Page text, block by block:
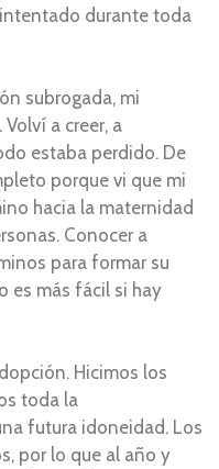
durante toda
subrogada, mi
a creer, a
estaba perdido. De
porque vi que mi
hacia la maternidad
Conocer a
para formar su
es más fácil si hay
Hicimos los
toda la
futura idoneidad. Los
por lo que al año y